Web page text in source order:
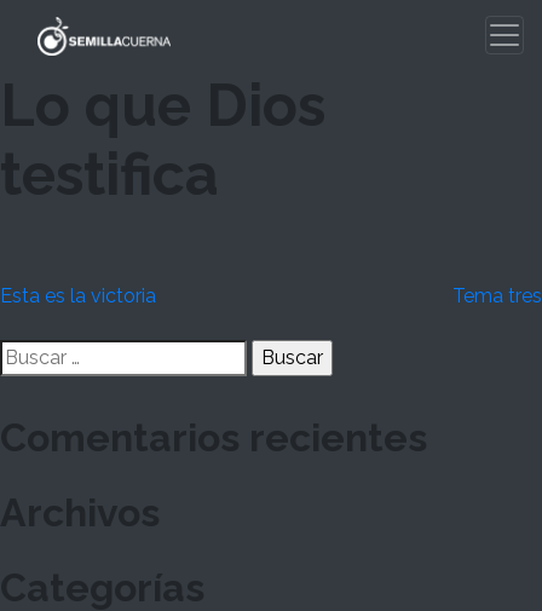
Lo que Dios
testifica
Navegación
de
Esta es la victoria Tema tres
Buscar:
Comentarios recientes
Archivos
Categorías